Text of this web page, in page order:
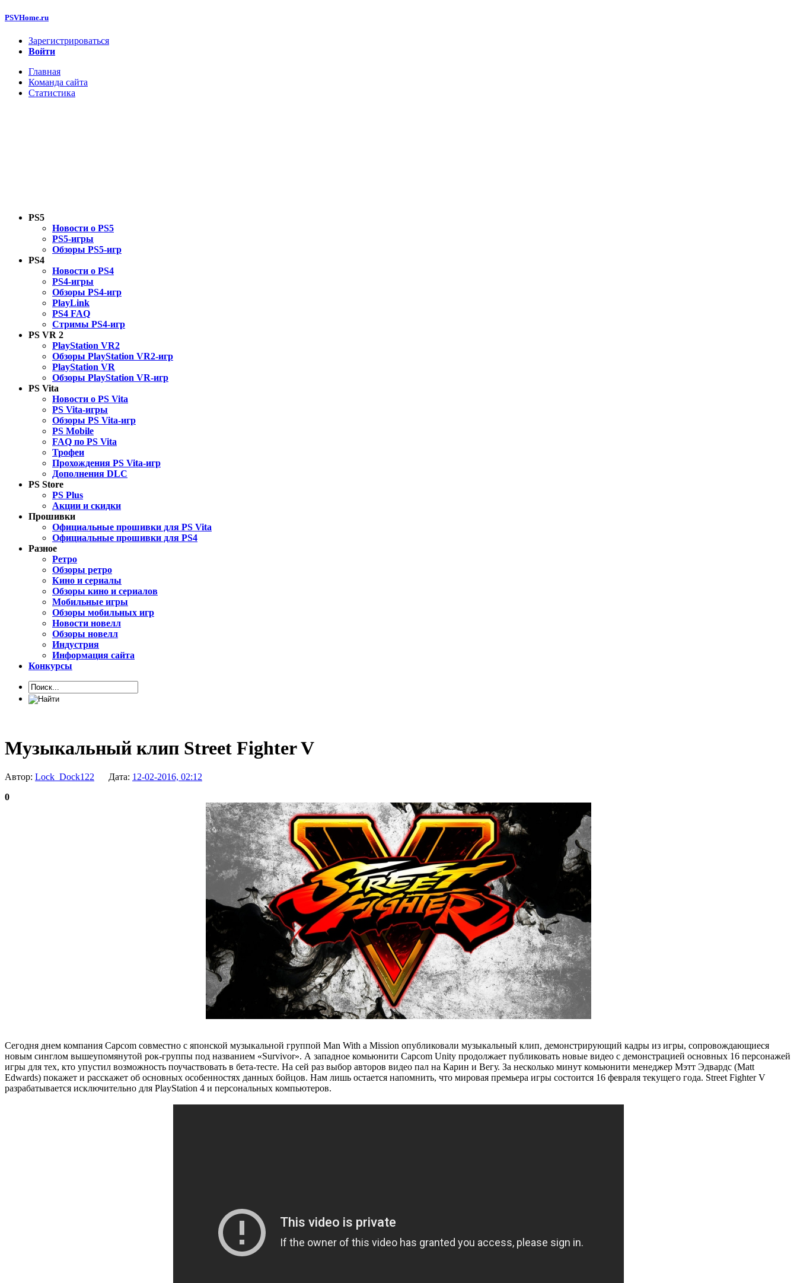
PSVHome.ru
Зарегистрироваться
Войти
Главная
Команда сайта
Статистика
PS5
Новости о PS5
PS5-игры
Обзоры PS5-игр
PS4
Новости о PS4
PS4-игры
Обзоры PS4-игр
PlayLink
PS4 FAQ
Стримы PS4-игр
PS VR 2
PlayStation VR2
Обзоры PlayStation VR2-игр
PlayStation VR
Обзоры PlayStation VR-игр
PS Vita
Новости о PS Vita
PS Vita-игры
Обзоры PS Vita-игр
PS Mobile
FAQ по PS Vita
Трофеи
Прохождения PS Vita-игр
Дополнения DLC
PS Store
PS Plus
Акции и скидки
Прошивки
Официальные прошивки для PS Vita
Официальные прошивки для PS4
Разное
Ретро
Обзоры ретро
Кино и сериалы
Обзоры кино и сериалов
Мобильные игры
Обзоры мобильных игр
Новости новелл
Обзоры новелл
Индустрия
Информация сайта
Конкурсы
Музыкальный клип Street Fighter V
Автор: Lock_Dock122 Дата: 12-02-2016, 02:12
0
Сегодня днем компания Capcom совместно с японской музыкальной группой Man With a Mission опубликовали музыкальный клип, демонстрирующий кадры из игры, сопровождающиеся
новым синглом вышеупомянутой рок-группы под названием «Survivor». А западное комьюнити Capcom Unity продолжает публиковать новые видео с демонстрацией основных 16 персонажей
игры для тех, кто упустил возможность поучаствовать в бета-тесте. На сей раз выбор авторов видео пал на Карин и Вегу. За несколько минут комьюнити менеджер Мэтт Эдвардс (Matt
Edwards) покажет и расскажет об основных особенностях данных бойцов. Нам лишь остается напомнить, что мировая премьера игры состоится 16 февраля текущего года. Street Fighter V
разрабатывается исключительно для PlayStation 4 и персональных компьютеров.